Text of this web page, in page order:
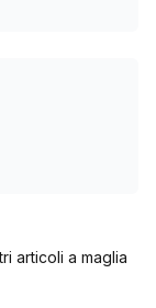
articoli a maglia